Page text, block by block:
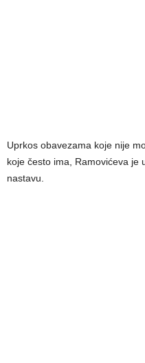
Uprkos obavezama koje nije
koje često ima, Ramovićeva je
nastavu.